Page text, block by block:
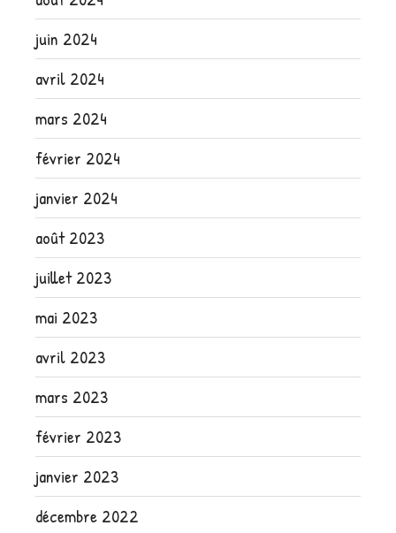
juin 2024
avril 2024
mars 2024
février 2024
janvier 2024
août 2023
juillet 2023
mai 2023
avril 2023
mars 2023
février 2023
janvier 2023
décembre 2022